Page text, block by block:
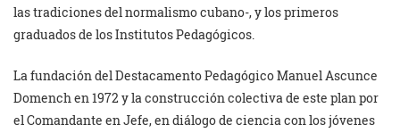
las tradiciones del normalismo cubano-, y los primeros
graduados de los Institutos Pedagógicos.
La fundación del Destacamento Pedagógico Manuel Ascunce
Domench en 1972 y la construcción colectiva de este plan por
el Comandante en Jefe, en diálogo de ciencia con los jóvenes